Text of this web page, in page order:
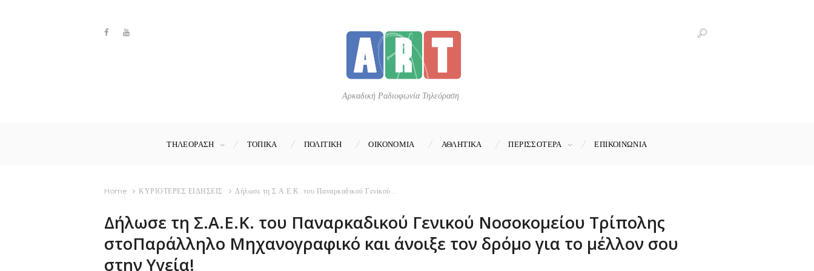
Αρκαδική Ραδιοφωνία Τηλεόραση
ΤΗΛΕΟΡΑΣΗ ΤΟΠΙΚΑ ΠΟΛΙΤΙΚΗ ΟΙΚΟΝΟΜΙΑ ΑΘΛΗΤΙΚΑ ΠΕΡΙΣΣΟΤΕΡΑ ΕΠΙΚΟΙΝΩΝΊΑ
Home ΚΥΡΙΟΤΕΡΕΣ ΕΙΔΗΣΕΙΣ Δήλωσε τη Σ.Α.Ε.Κ. του Παναρκαδικού Γενικού...
Δήλωσε τη Σ.Α.Ε.Κ. του Παναρκαδικού Γενικού Νοσοκομείου Τρίπολης
στοΠαράλληλο Μηχανογραφικό και άνοιξε τον δρόμο για το μέλλον σου
στην Υγεία!